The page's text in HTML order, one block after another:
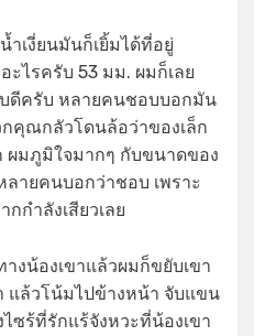
ำเงี่ยนมันก็เยิ้มได้ที่อยู่
ไรครับ 53 มม. ผมก็เลย
ดีครับ หลายคนชอบบอกมัน
คุณกลัวโดนล้อว่าของเล็ก
ผมภูมิใจมากๆ กับขนาดของ
ายคนบอกว่าชอบ เพราะ
กำลังเสียวเลย
งน้องเขาแล้วผมก็ขยับเขา
แล้วโน้มไปข้างหน้า จับแขน
ซร้ที่รักแร้จังหวะที่น้องเขา